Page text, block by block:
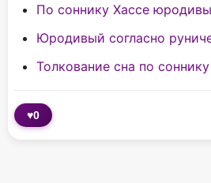
По соннику Хассе
Юродивый согласно
Толкование сна по
♥0